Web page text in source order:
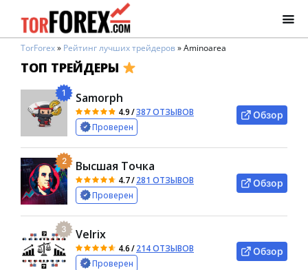
TorForex» Рейтинг лучших трейдеров»Aminoarea
ТОП ТРЕЙДЕРЫ
1 Samorph
4.9/387 ОТЗЫВОВ
Проверен
Обзор
2 Высшая Точка
4.7/281 ОТЗЫВОВ
Проверен
Обзор
3 Velrix
4.6/214 ОТЗЫВОВ
Проверен
Обзор